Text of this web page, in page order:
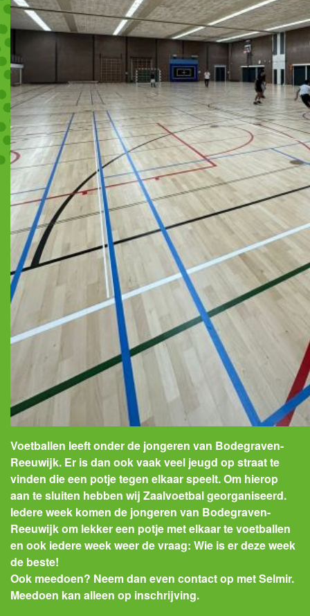
Voetballen leeft onder de jongeren van Bodegraven-
Reeuwijk. Er is dan ook vaak veel jeugd op straat te
vinden die een potje tegen elkaar speelt.Om hierop
aan te sluiten hebben wij Zaalvoetbal georganiseerd.
Iedere week komen de jongeren van Bodegraven-
Reeuwijk om lekker een potje met elkaar te voetballen
en ook iedereweek weer de vraag: Wie is er deze week
de beste!
Ook meedoen? Neem dan even contact op met Selmir.
Meedoen kan alleen op inschrijving.